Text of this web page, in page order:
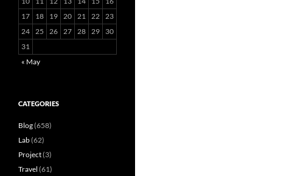
17
18 19 20 21 22 23
24 25 26 27 28 29
30
31
« May
CATEGORIES
Blog(658)
Lab(62)
Project(3)
Travel (61)